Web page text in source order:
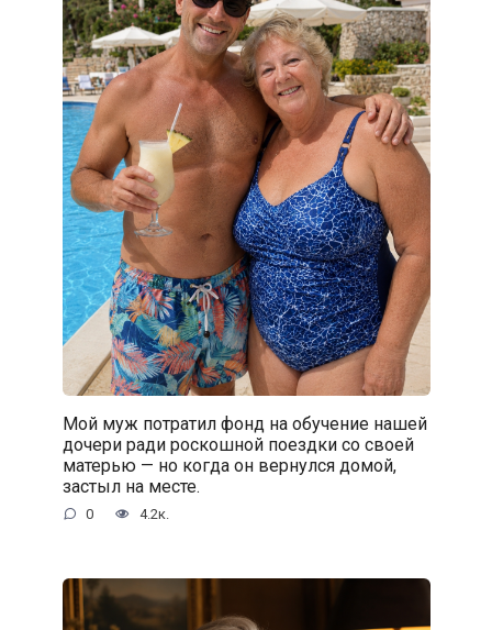
Мой муж потратил фонд на обучение нашей
дочери ради роскошной поездки со своей
матерью — но когда он вернулся домой,
застыл на месте.
0 4.2к.